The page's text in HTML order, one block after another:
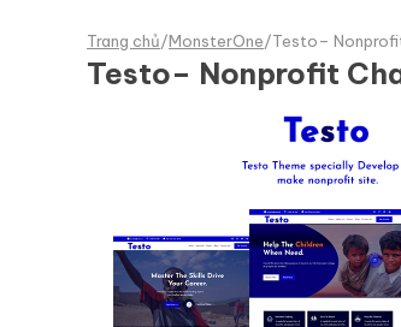
Trang chủ/MonsterOne/Testo–
Testo– Nonprofit